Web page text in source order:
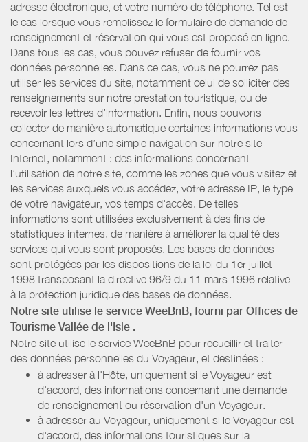
adresse électronique, et votre numéro de téléphone. Tel est
le cas lorsque vous remplissez le formulaire de demande de
renseignement et réservation qui vous est proposé en ligne.
Dans tous les cas, vous pouvez refuser de fournir vos
données personnelles. Dans ce cas, vous ne pourrez pas
utiliser les services du site, notamment celui de solliciter des
renseignements sur notre prestation touristique, ou de
recevoir les lettres d’information. Enfin, nous pouvons
collecter de manière automatique certaines informations vous
concernant lors d’une simple navigation sur notre site
Internet, notamment : des informations concernant
l’utilisation de notre site, comme les zones que vous visitez et
les services auxquels vous accédez, votre adresse IP, le type
de votre navigateur, vos temps d'accès. De telles
informations sont utilisées exclusivement à des fins de
statistiques internes, de manière à améliorer la qualité des
services qui vous sont proposés. Les bases de données
sont protégées par les dispositions de la loi du 1er juillet
1998 transposant la directive 96/9 du 11 mars 1996 relative
à la protection juridique des bases de données.
Notre site utilise le service WeeBnB, fourni par Offices de
Tourisme Vallée de l'Isle .
Notre site utilise le service WeeBnB pour recueillir et traiter
des données personnelles du Voyageur, et destinées :
à adresser à l'Hôte, uniquement si le Voyageur est
d'accord, des informations concernant une demande
de renseignement ou réservation d'un Voyageur.
à adresser au Voyageur, uniquement si le Voyageur est
d'accord, des informations touristiques sur la